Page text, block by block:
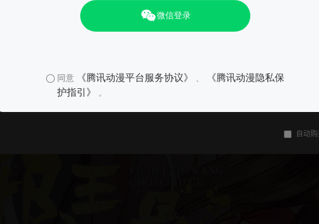
微信登录
同意 《腾讯动漫平台服务协议》
《腾讯动漫隐私保
护指引》
。